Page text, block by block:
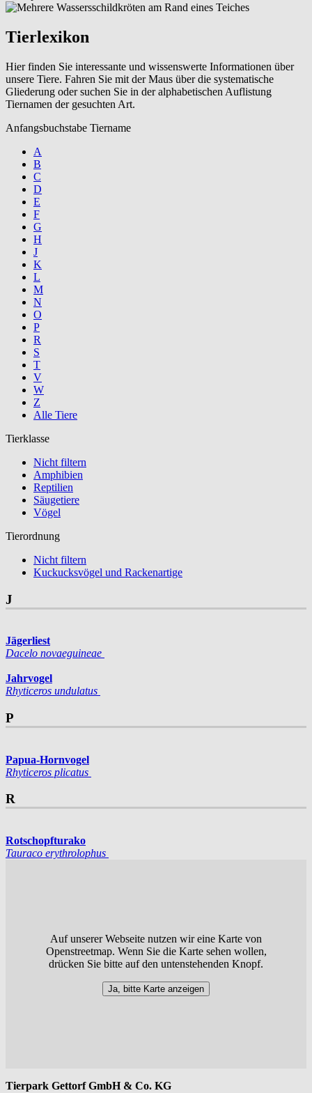
Tierlexikon
Hier finden Sie interessante und wissenswerte Informationen über
unsere Tiere. Fahren Sie mit der Maus über die systematische
Gliederung oder suchen Sie in der alphabetischen Auflistung
Tiernamen der gesuchten Art.
Anfangsbuchstabe Tiername
A
B
C
D
E
F
G
H
J
K
L
M
N
O
P
R
S
T
V
W
Z
Alle Tiere
Tierklasse
Nicht filtern
Amphibien
Reptilien
Säugetiere
Vögel
Tierordnung
Nicht filtern
Kuckucksvögel und Rackenartige
J
Jägerliest
Dacelo novaeguineae
Jahrvogel
Rhyticeros undulatus
P
Papua-Hornvogel
Rhyticeros plicatus
R
Rotschopfturako
Tauraco erythrolophus
Auf unserer Webseite nutzen wir eine Karte von
Openstreetmap. Wenn Sie die Karte sehen wollen,
drücken Sie bitte auf den untenstehenden Knopf.
Ja, bitte Karte anzeigen
Tierpark Gettorf GmbH & Co. KG